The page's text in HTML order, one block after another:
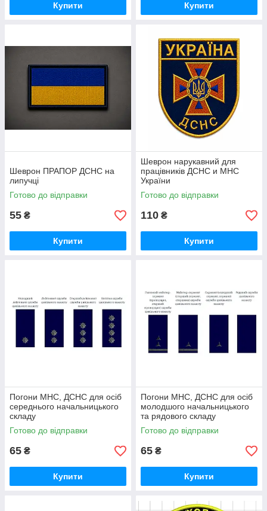
Купити Купити
Шеврон ПРАПОР ДСНС на
липучці
Готово до відправки
55 ₴
Купити
Шеврон нарукавний для
працівників ДСНС и МНС
України
Готово до відправки
110 ₴
Купити
Погони МНС, ДСНС для осіб
середнього начальницького
складу
Готово до відправки
65 ₴
Купити
Погони МНС, ДСНС для осіб
молодшого начальницького
та рядового складу
Готово до відправки
65 ₴
Купити